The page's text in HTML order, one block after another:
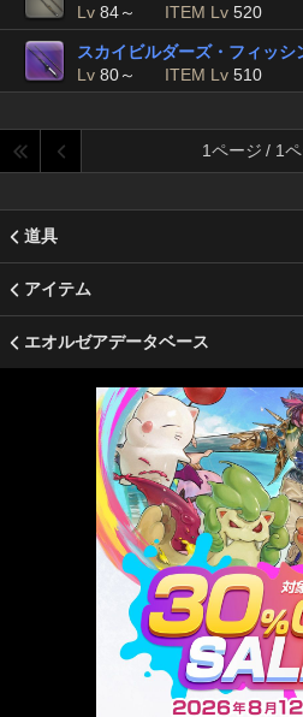
Lv 84～ ITEM Lv 520
スカイビルダーズ・フィッシ
Lv 80～ ITEM Lv 510
1ページ / 1
道具
アイテム
エオルゼアデータベース